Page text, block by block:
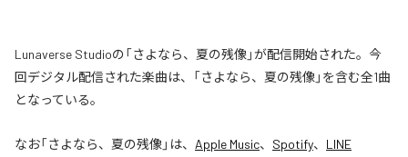
Lunaverse Studioの「さよなら、夏の残像」が配信開始された。今
回デジタル配信された楽曲は、「さよなら、夏の残像」を含む全1曲
となっている。
なお「さよなら、夏の残像」は、 Apple Music、 Spotify、 LINE